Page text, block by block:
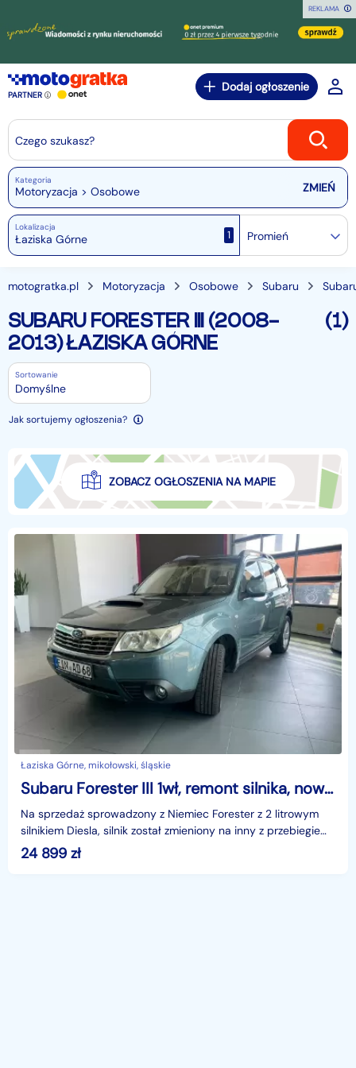
REKLAMA
PARTNER
Dodaj ogłoszenie
Czego szukasz?
Kategoria
Motoryzacja > Osobowe
Lokalizacja
1 Promień
motogratka.pl Motoryzacja Osobowe Subaru
SUBARU FORESTER III (2008-
2013) ŁAZISKA GÓRNE
(1)
Sortowanie
Domyślne
Jak sortujemy ogłoszenia?
ZOBACZ OGŁOSZENIA NA MAPIE
Łaziska Górne, mikołowski, śląskie
Subaru Forester III 1wł, remont silnika, nowe sprzęgło, duzy serwis, warto
Na sprzedaż sprowadzony z Niemiec Forester z 2 litrowym
silnikiem Diesla, silnik został zmieniony na inny z przebiegiem
148TKM, sprawdzony i w pełni sprawny. Fo
24 899 zł